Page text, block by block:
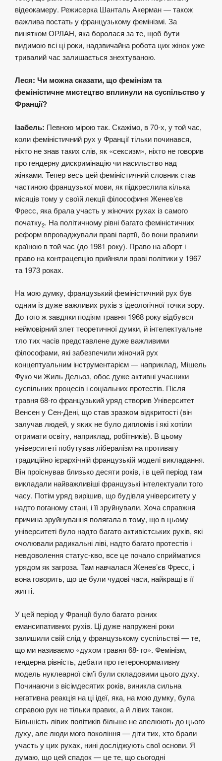
відеокамеру. Режисерка Шанталь Акерман — також
важлива постать у французькому фемінізмі. За
винятком ОРЛАН, яка боролася за те, щоб бути
видимою всі ці роки, надзвичайна робота цих жінок уже
тривалий час залишається знехтуваною.
Леся: Чи можна сказати, що фемінізм та
феміністичне мистецтво вплинули на суспільство у
Франції?
Ізабель: Певною мірою так. Скажімо, в 70-х, у той час,
коли феміністичний рух у Франції тільки починався,
ніхто не знав таких слів, як «сексизм», ніхто не говорив
про гендерну дискримінацію чи насильство над
жінками. Тепер весь цей феміністичний словник став
частиною французької мови, як підкреслила кілька
місяців тому у своїй лекції філософиня Женев’єв
Фресс, яка брала участь у жіночих рухах із самого
початку2. На політичному рівні багато феміністичних
реформ впроваджували праві партії, бо вони правили
країною в той час (до 1981 року). Право на аборт і
право на контрацепцію прийняли праві політики у 1967
та 1973 роках.
На мою думку, французький феміністичний рух був
одним із дуже важливих рухів з ідеологічної точки зору.
До того ж завдяки подіям травня 1968 року відбувся
неймовірний злет теоретичної думки, й інтелектуальне
тло тих часів представлене дуже важливими
філософами, які забезпечили жіночий рух
концептуальним інструментарієм — наприклад, Мішель
Фуко чи Жиль Дельоз, обоє дуже активні учасники
суспільних процесів і соціальних протестів. Після
травня 68-го французький уряд створив Університет
Венсен у Сен-Дені, що став зразком відкритості (він
залучав людей, у яких не було дипломів і які хотіли
отримати освіту, наприклад, робітників). В цьому
університеті побутував лібералізм на противагу
традиційно ієрархічній французькій моделі викладання.
Він проіснував близько десяти років, і в цей період там
викладали найважливіші французькі інтелектуали того
часу. Потім уряд вирішив, що будівля університету у
надто поганому стані, і її зруйнували. Хоча справжня
причина зруйнування полягала в тому, що в цьому
університеті було надто багато активістських рухів, які
очолювали радикальні ліві, надто багато протестів і
невдоволення статус-кво, все це почало сприйматися
урядом як загроза. Там навчалася Женев’єв Фресс, і
вона говорить, що це були чудові часи, найкращі в її
житті.
У цей період у Франції було багато різних
емансипативних рухів. Ці дуже напружені роки
залишили свій слід у французькому суспільстві — те,
що ми називаємо «духом травня 68- го». Фемінізм,
гендерна рівність, дебати про гетеронормативну
модель нуклеарної сім’ї були складовими цього духу.
Починаючи з вісімдесятих років, виникла сильна
негативна реакція на ці ідеї, яка, на мою думку, була
справою рук не тільки правих, а й лівих також.
Більшість лівих політиків більше не апелюють до цього
духу, але люди мого покоління — діти тих, хто брали
участь у цих рухах, нині досліджують свої основи. Я
думаю, що цей спадок — це те, що сьогодні